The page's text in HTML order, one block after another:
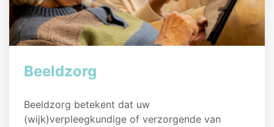
Beeldzorg
Beeldzorg betekent dat uw
(wijk)verpleegkundige of verzorgende van